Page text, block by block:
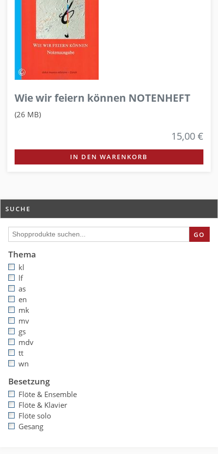
Wie wir feiern können NOTENHEFT
(26 MB)
15,00 €
IN DEN WARENKORB
SUCHE
GO
Thema
kl
lf
as
en
mk
mv
gs
mdv
tt
wn
Besetzung
Flöte & Ensemble
Flöte & Klavier
Flöte solo
Gesang